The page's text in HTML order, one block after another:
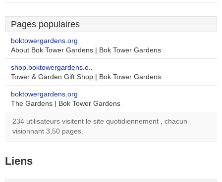
Pages populaires
boktowergardens.org
About Bok Tower Gardens | Bok Tower Gardens
shop.boktowergardens.o..
Tower & Garden Gift Shop | Bok Tower Gardens
boktowergardens.org
The Gardens | Bok Tower Gardens
234 utilisateurs visitent le site quotidiennement , chacun
visionnant 3,50 pages.
Liens